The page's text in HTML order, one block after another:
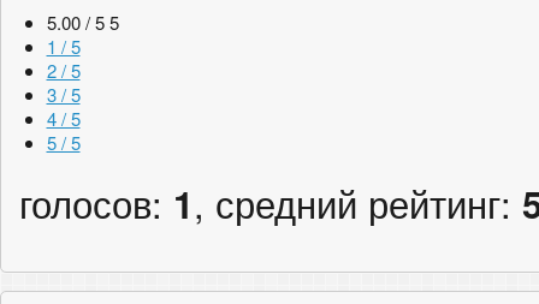
5.00 / 5 5
1 / 5
2 / 5
3 / 5
4 / 5
5 / 5
голосов: 1, средний рейтинг: